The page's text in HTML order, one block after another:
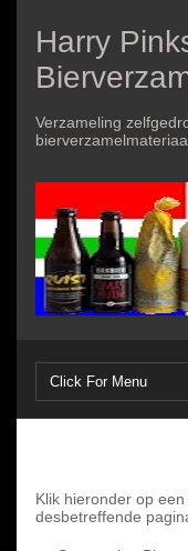
Harry
Verzameling
Klik hieronder op
desbetreffende